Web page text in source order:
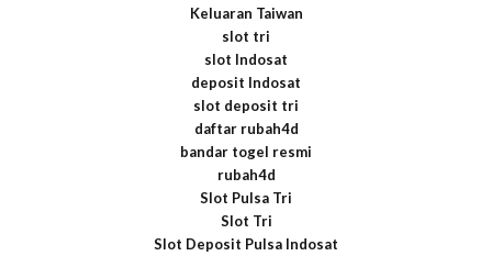
Keluaran Taiwan
slot tri
slot Indosat
deposit Indosat
slot deposit tri
daftar rubah4d
bandar togel resmi
rubah4d
Slot Pulsa Tri
Slot Tri
Slot Deposit Pulsa Indosat